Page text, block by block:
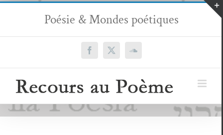
Passer
contenu
Poésie & Mondes poétiques
Facebook
X SoundCloud